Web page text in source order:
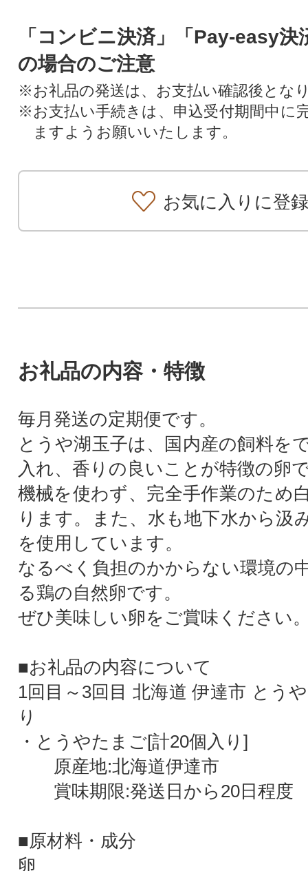
「コンビニ決済」「Pay-easy決
の場合のご注意
※お礼品の発送は、お支払い確認後とな
※お支払い手続きは、申込受付期間中に
ますようお願いいたします。
お気に入りに登録
お礼品の内容・特徴
毎月発送の定期便です。
とうや湖玉子は、国内産の飼料を
入れ、香りの良いことが特徴の卵
機械を使わず、完全手作業のため
ります。また、水も地下水から汲
を使用しています。
なるべく負担のかからない環境の
る鶏の自然卵です。
ぜひ美味しい卵をご賞味ください
■お礼品の内容について
1回目～3回目 北海道 伊達市 とう
り
・とうやたまご[計20個入り]
原産地:北海道伊達市
賞味期限:発送日から20日程度
■原材料・成分
卵